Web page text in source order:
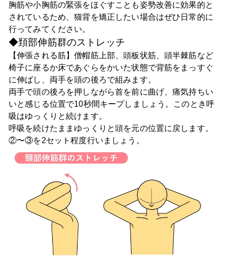
胸筋や小胸筋の緊張をほぐすことも姿勢改善に効果的と
されているため、猫背を矯正したい場合はぜひ日常的に
行ってみてください。
◆頚部伸筋群のストレッチ
【伸張される筋】僧帽筋上部、頭板状筋、頭半棘筋など
椅子に座るか床であぐらをかいた状態で背筋をまっすぐ
に伸ばし、両手を頭の後ろで組みます。
両手で頭の後ろを押しながら首を前に曲げ、痛気持ちい
いと感じる位置で10秒間キープしましょう。このとき呼
吸はゆっくりと続けます。
呼吸を続けたままゆっくりと頭を元の位置に戻します。
②〜③を2セット程度行いましょう。